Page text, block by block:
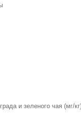
и зеленого чая (мг/